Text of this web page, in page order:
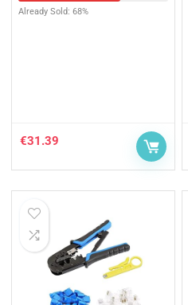
Already Sold: 68%
€31.39